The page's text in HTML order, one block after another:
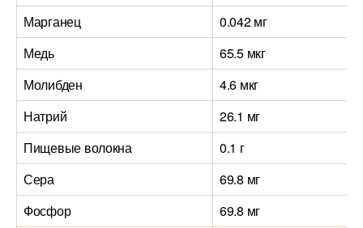
Марганец
0.042 мг
Медь
65.5 мкг
Молибден
4.6 мкг
Натрий
26.1 мг
Пищевые волокна
0.1 г
Сера
69.8 мг
Фосфор
69.8 мг